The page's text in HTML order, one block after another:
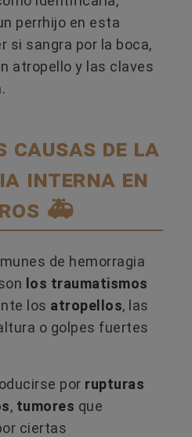
perrhijo en esta
si sangra por la boca,
atropello y las claves
causas de la
interna en
🚑
de hemorragia
los traumatismos
los atropellos, las
o golpes fuertes
por rupturas
, tumores que
ciertas